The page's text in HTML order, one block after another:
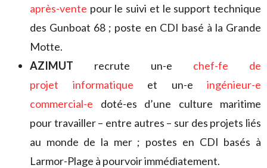
après-vente pour le suivi et le support technique
des Gunboat 68 ; poste en CDI basé à la Grande
Motte.
AZIMUT recrute un-e chef-fe de
projet informatique et un-e ingénieur-e
commercial-e doté-es d’une culture maritime
pour travailler – entre autres – sur des projets liés
au monde de la mer ; postes en CDI basés à
Larmor-Plage à pourvoir immédiatement.